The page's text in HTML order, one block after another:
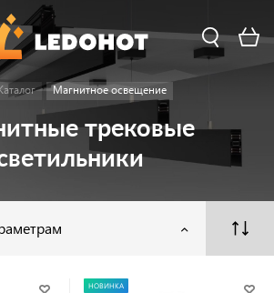
Магнитное освещение
трековые
НОВИНКА